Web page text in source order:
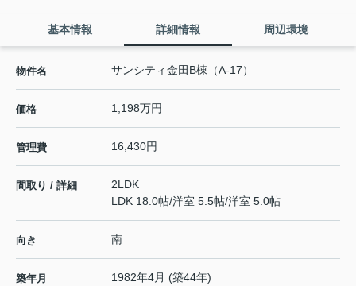
基本情報 詳細情報 周辺環境
物件名 サンシティ金田B棟（A-17）
価格 1,198万円
管理費 16,430円
間取り / 詳細
2LDK
LDK 18.0帖/洋室 5.5帖/洋室 5.0帖
向き 南
築年月 1982年4月 (築44年)